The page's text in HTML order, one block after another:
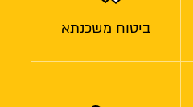
ביטוח משכנתא